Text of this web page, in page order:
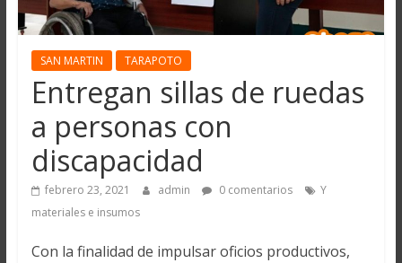
SAN MARTIN TARAPOTO
Entregan sillas de ruedas
a personas con
discapacidad
febrero 23, 2021 admin 0 comentarios
Y
materiales e insumos
Con la finalidad de impulsar oficios productivos,